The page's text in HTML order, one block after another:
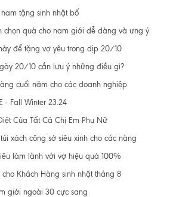
tặng sinh nhật bố
chọn quà cho nam giới dễ dàng và ưng ý
để tặng vợ yêu trong dịp 20/10
20/10 cần lưu ý những điều gì?
cuối năm cho các doanh nghiệp
- Fall Winter 23.24
Của Tất Cả Chị Em Phụ Nữ
xách công sở siêu xinh cho các nàng
làm lành với vợ hiệu quả 100%
Khách Hàng sinh nhật tháng 8
giới ngoài 30 cực sang